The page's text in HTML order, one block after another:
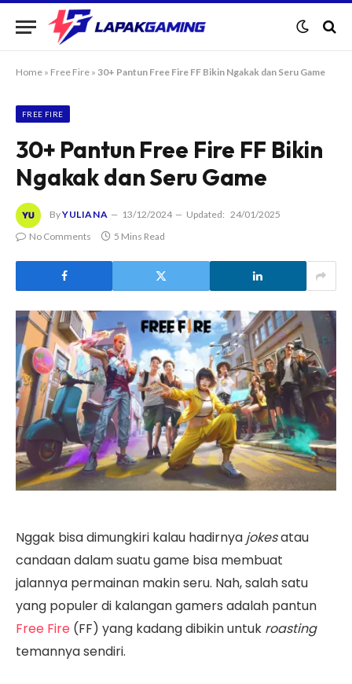
Home » Free Fire » 30+ Pantun Free Fire FF Bikin Ngakak dan Seru Game
FREE FIRE
30+ Pantun Free Fire FF Bikin
Ngakak dan Seru Game
ByYULIANA 13/12/2024 Updated: 24/01/2025
No Comments
5 Mins Read
Nggak bisa dimungkiri kalau hadirnya jokesatau
candaan dalam suatu game bisa membuat
jalannya permainan makin seru. Nah, salah satu
yang populer di kalangan gamers adalah pantun
Free Fire (FF) yang kadang dibikin untuk roasting
temannya sendiri.